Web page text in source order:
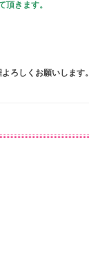
きます。
ろしくお願いします。